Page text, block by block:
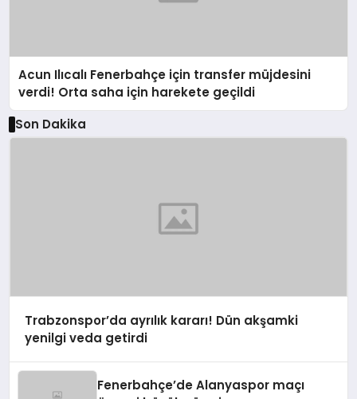
Acun Ilıcalı Fenerbahçe için transfer müjdesini
verdi! Orta saha için harekete geçildi
Son Dakika
Trabzonspor’da ayrılık kararı! Dün akşamki
yenilgi veda getirdi
Fenerbahçe’de Alanyaspor maçı